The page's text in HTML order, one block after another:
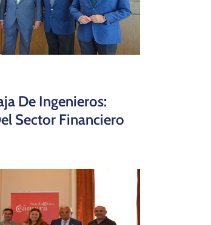
De Ingenieros:
Sector Financiero